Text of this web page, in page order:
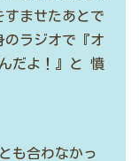
すませたあとで
のラジオで『オ
だよ！』と
憤
も合わなかっ